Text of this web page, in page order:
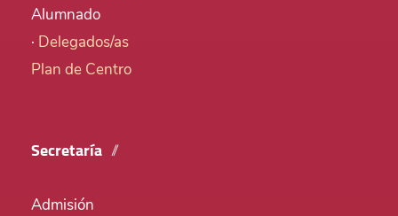
Alumnado
· Delegados/as
Plan de Centro
Secretaría
Admisión